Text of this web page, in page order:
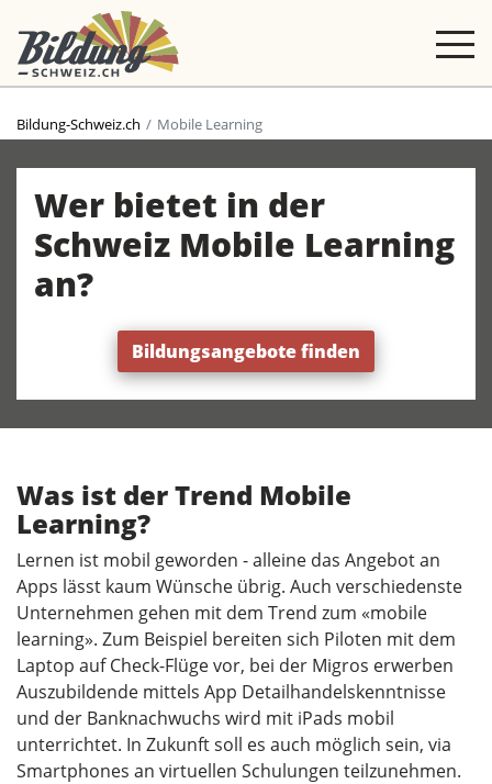
Bildung-Schweiz.ch Mobile Learning
Wer bietet in der
Schweiz Mobile Learning
an?
Bildungsangebote finden
Was ist der Trend Mobile
Learning?
Lernen ist mobil geworden - alleine das Angebot an
Apps lässt kaum Wünsche übrig. Auch verschiedenste
Unternehmen gehen mit dem Trend zum «mobile
learning». Zum Beispiel bereiten sich Piloten mit dem
Laptop auf Check-Flüge vor, bei der Migros erwerben
Auszubildende mittels App Detailhandelskenntnisse
und der Banknachwuchs wird mit iPads mobil
unterrichtet. In Zukunft soll es auch möglich sein, via
Smartphones an virtuellen Schulungen teilzunehmen.